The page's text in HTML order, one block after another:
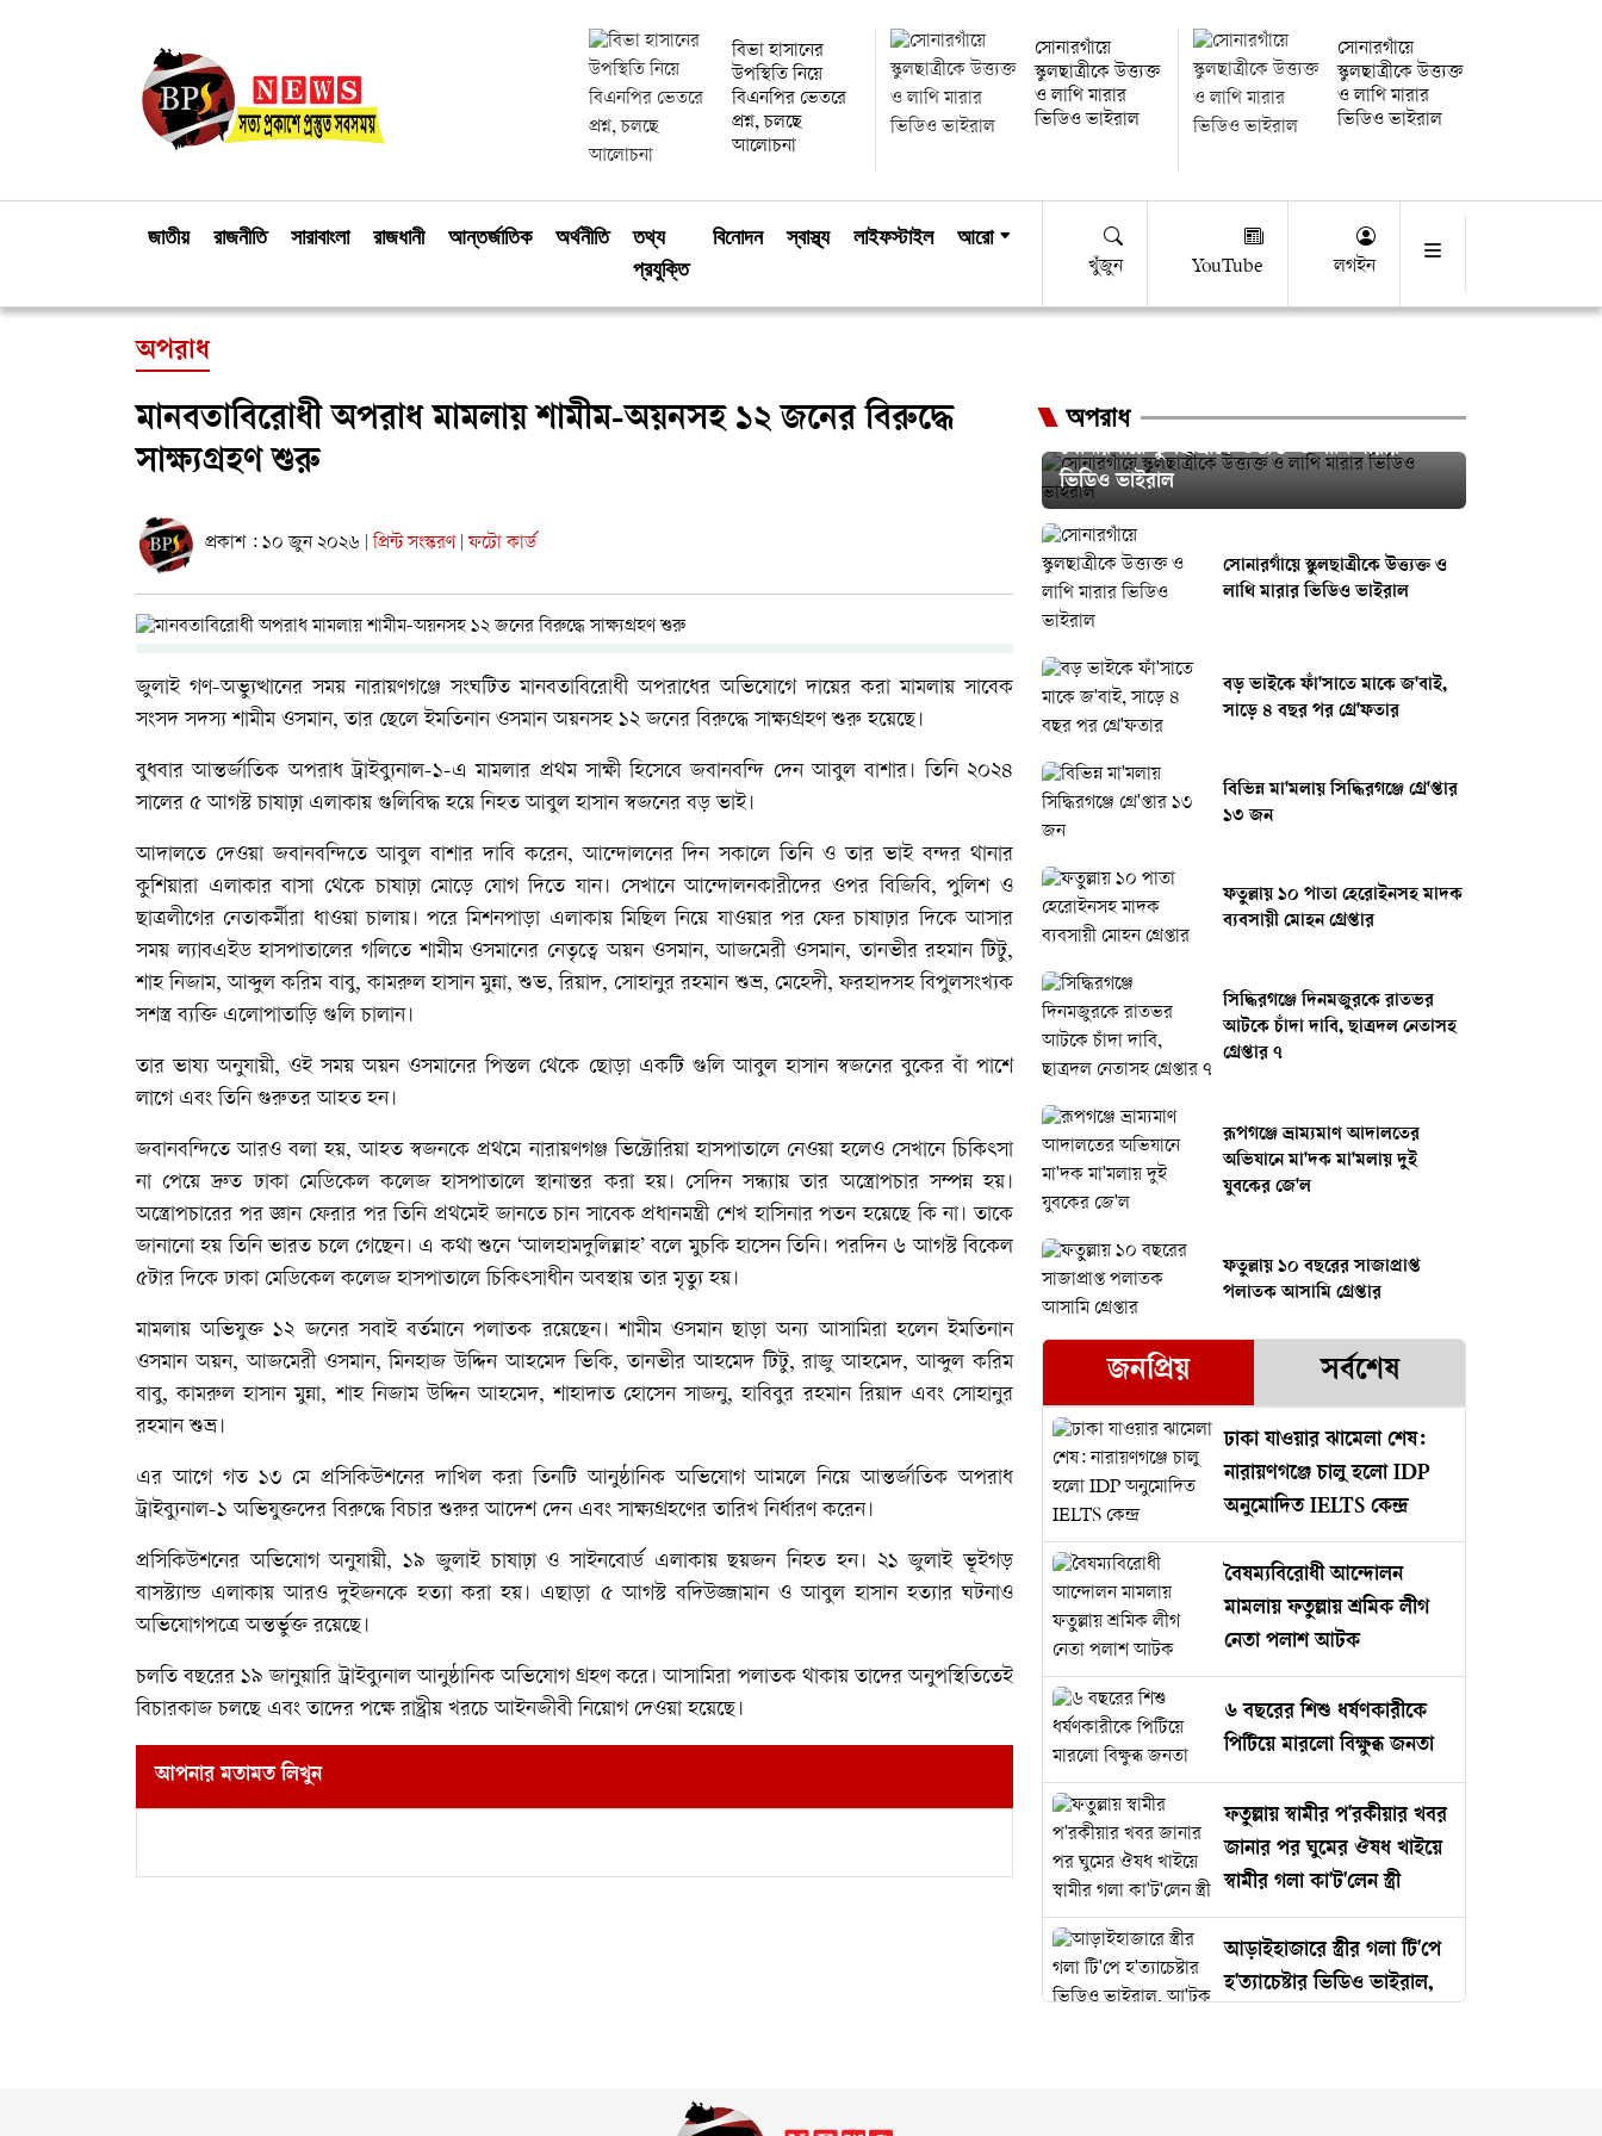
বিভা হাসানের
উপস্থিতি নিয়ে
বিএনপির ভেতরে
প্রশ্ন, চলছে
আলোচনা
সোনারগাঁয়ে
স্কুলছাত্রীকে উত্ত্যক্ত
ও লাথি মারার
ভিডিও ভাইরাল
সোনারগাঁয়ে
স্কুলছাত্রীকে উত্ত্যক্ত
ও লাথি মারার
ভিডিও ভাইরাল
জাতীয় রাজনীতি সারাবাংলা রাজধানী আন্তর্জাতিক অর্থনীতি
তথ্য
প্রযুক্তি
বিনোদন স্বাস্থ্য লাইফস্টাইল আরো
খুঁজুন YouTube লগইন
অপরাধ
মানবতাবিরোধী অপরাধ মামলায় শামীম-অয়নসহ ১২ জনের বিরুদ্ধে
সাক্ষ্যগ্রহণ শুরু
প্রকাশ : ১০ জুন ২০২৬ প্রিন্ট সংস্করণ ফটো কার্ড
জুলাই গণ-অভ্যুত্থানের সময় নারায়ণগঞ্জে সংঘটিত মানবতাবিরোধী অপরাধের অভিযোগে দায়ের করা মামলায় সাবেক
সংসদ সদস্য শামীম ওসমান, তার ছেলে ইমতিনান ওসমান অয়নসহ ১২ জনের বিরুদ্ধে সাক্ষ্যগ্রহণ শুরু হয়েছে।
বুধবার আন্তর্জাতিক অপরাধ ট্রাইব্যুনাল-১-এ মামলার প্রথম সাক্ষী হিসেবে জবানবন্দি দেন আবুল বাশার। তিনি ২০২৪
সালের ৫ আগস্ট চাষাঢ়া এলাকায় গুলিবিদ্ধ হয়ে নিহত আবুল হাসান স্বজনের বড় ভাই।
আদালতে দেওয়া জবানবন্দিতে আবুল বাশার দাবি করেন, আন্দোলনের দিন সকালে তিনি ও তার ভাই বন্দর থানার
কুশিয়ারা এলাকার বাসা থেকে চাষাঢ়া মোড়ে যোগ দিতে যান। সেখানে আন্দোলনকারীদের ওপর বিজিবি, পুলিশ ও
ছাত্রলীগের নেতাকর্মীরা ধাওয়া চালায়। পরে মিশনপাড়া এলাকায় মিছিল নিয়ে যাওয়ার পর ফের চাষাঢ়ার দিকে আসার
সময় ল্যাবএইড হাসপাতালের গলিতে শামীম ওসমানের নেতৃত্বে অয়ন ওসমান, আজমেরী ওসমান, তানভীর রহমান টিটু,
শাহ নিজাম, আব্দুল করিম বাবু, কামরুল হাসান মুন্না, শুভ, রিয়াদ, সোহানুর রহমান শুভ্র, মেহেদী, ফরহাদসহ বিপুলসংখ্যক
সশস্ত্র ব্যক্তি এলোপাতাড়ি গুলি চালান।
তার ভাষ্য অনুযায়ী, ওই সময় অয়ন ওসমানের পিস্তল থেকে ছোড়া একটি গুলি আবুল হাসান স্বজনের বুকের বাঁ পাশে
লাগে এবং তিনি গুরুতর আহত হন।
জবানবন্দিতে আরও বলা হয়, আহত স্বজনকে প্রথমে নারায়ণগঞ্জ ভিক্টোরিয়া হাসপাতালে নেওয়া হলেও সেখানে চিকিৎসা
না পেয়ে দ্রুত ঢাকা মেডিকেল কলেজ হাসপাতালে স্থানান্তর করা হয়। সেদিন সন্ধ্যায় তার অস্ত্রোপচার সম্পন্ন হয়।
অস্ত্রোপচারের পর জ্ঞান ফেরার পর তিনি প্রথমেই জানতে চান সাবেক প্রধানমন্ত্রী শেখ হাসিনার পতন হয়েছে কি না। তাকে
জানানো হয় তিনি ভারত চলে গেছেন। এ কথা শুনে ‘আলহামদুলিল্লাহ’ বলে মুচকি হাসেন তিনি। পরদিন ৬ আগস্ট বিকেল
৫টার দিকে ঢাকা মেডিকেল কলেজ হাসপাতালে চিকিৎসাধীন অবস্থায় তার মৃত্যু হয়।
মামলায় অভিযুক্ত ১২ জনের সবাই বর্তমানে পলাতক রয়েছেন। শামীম ওসমান ছাড়া অন্য আসামিরা হলেন ইমতিনান
ওসমান অয়ন, আজমেরী ওসমান, মিনহাজ উদ্দিন আহমেদ ভিকি, তানভীর আহমেদ টিটু, রাজু আহমেদ, আব্দুল করিম
বাবু, কামরুল হাসান মুন্না, শাহ নিজাম উদ্দিন আহমেদ, শাহাদাত হোসেন সাজনু, হাবিবুর রহমান রিয়াদ এবং সোহানুর
রহমান শুভ্র।
এর আগে গত ১৩ মে প্রসিকিউশনের দাখিল করা তিনটি আনুষ্ঠানিক অভিযোগ আমলে নিয়ে আন্তর্জাতিক অপরাধ
ট্রাইব্যুনাল-১ অভিযুক্তদের বিরুদ্ধে বিচার শুরুর আদেশ দেন এবং সাক্ষ্যগ্রহণের তারিখ নির্ধারণ করেন।
প্রসিকিউশনের অভিযোগ অনুযায়ী, ১৯ জুলাই চাষাঢ়া ও সাইনবোর্ড এলাকায় ছয়জন নিহত হন। ২১ জুলাই ভূইগড়
বাসস্ট্যান্ড এলাকায় আরও দুইজনকে হত্যা করা হয়। এছাড়া ৫ আগস্ট বদিউজ্জামান ও আবুল হাসান হত্যার ঘটনাও
অভিযোগপত্রে অন্তর্ভুক্ত রয়েছে।
চলতি বছরের ১৯ জানুয়ারি ট্রাইব্যুনাল আনুষ্ঠানিক অভিযোগ গ্রহণ করে। আসামিরা পলাতক থাকায় তাদের অনুপস্থিতিতেই
বিচারকাজ চলছে এবং তাদের পক্ষে রাষ্ট্রীয় খরচে আইনজীবী নিয়োগ দেওয়া হয়েছে।
আপনার মতামত লিখুন
অপরাধ
সোনারগাঁয়ে স্কুলছাত্রীকে উত্ত্যক্ত ও লাথি মারার
ভিডিও ভাইরাল
সোনারগাঁয়ে স্কুলছাত্রীকে উত্ত্যক্ত ও
লাথি মারার ভিডিও ভাইরাল
বড় ভাইকে ফাঁ'সাতে মাকে জ'বাই,
সাড়ে ৪ বছর পর গ্রে'ফতার
বিভিন্ন মা'মলায় সিদ্ধিরগঞ্জে গ্রে'প্তার
১৩ জন
ফতুল্লায় ১০ পাতা হেরোইনসহ মাদক
ব্যবসায়ী মোহন গ্রেপ্তার
সিদ্ধিরগঞ্জে দিনমজুরকে রাতভর
আটকে চাঁদা দাবি, ছাত্রদল নেতাসহ
গ্রেপ্তার ৭
রূপগঞ্জে ভ্রাম্যমাণ আদালতের
অভিযানে মা'দক মা'মলায় দুই
যুবকের জে'ল
ফতুল্লায় ১০ বছরের সাজাপ্রাপ্ত
পলাতক আসামি গ্রেপ্তার
জনপ্রিয় সর্বশেষ
ঢাকা যাওয়ার ঝামেলা শেষ:
নারায়ণগঞ্জে চালু হলো IDP
অনুমোদিত IELTS কেন্দ্র
বৈষম্যবিরোধী আন্দোলন
মামলায় ফতুল্লায় শ্রমিক লীগ
নেতা পলাশ আটক
৬ বছরের শিশু ধর্ষণকারীকে
পিটিয়ে মারলো বিক্ষুব্ধ জনতা
ফতুল্লায় স্বামীর প'রকীয়ার খবর
জানার পর ঘুমের ঔষধ খাইয়ে
স্বামীর গলা কা'ট'লেন স্ত্রী
আড়াইহাজারে স্ত্রীর গলা টি'পে
হ'ত্যাচেষ্টার ভিডিও ভাইরাল,